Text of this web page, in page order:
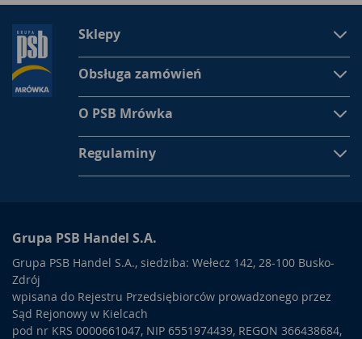
Sklepy
Obsługa zamówień
O PSB Mrówka
Regulaminy
Grupa PSB Handel S.A.
Grupa PSB Handel S.A., siedziba: Wełecz 142, 28-100 Busko-
Zdrój
wpisana do Rejestru Przedsiębiorców prowadzonego przez
Sąd Rejonowy w Kielcach
pod nr KRS 0000661047, NIP 6551974439, REGON 366438684,